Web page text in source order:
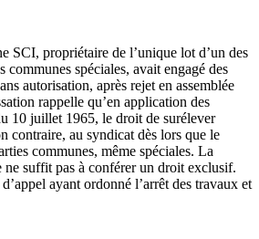
SCI, propriétaire de l’unique lot d’un des
communes spéciales, avait engagé des
autorisation, après rejet en assemblée
rappelle qu’en application des
10 juillet 1965, le droit de surélever
contraire, au syndicat dès lors que le
communes, même spéciales. La
ne suffit pas à conférer un droit exclusif.
ayant ordonné l’arrêt des travaux et